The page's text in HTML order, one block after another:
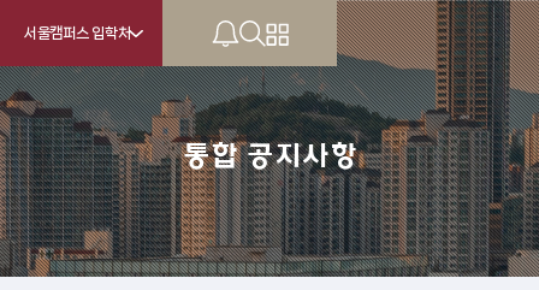
서울캠퍼스 입학처
KU
통합 공지사항